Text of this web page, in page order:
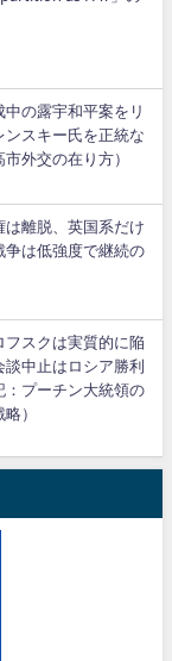
の露宇和平案をリ
スキー氏を正統な
外交の在り方）
離脱、英国系だけ
は低強度で継続の
スクは実質的に陥
中止はロシア勝利
プーチン大統領の
）